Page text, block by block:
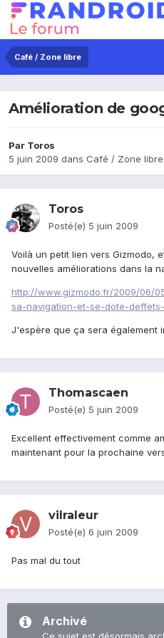
Café / Zone libre
Amélioration de
Par Toros
5 juin 2009 dans Café / Zone libre
Toros
Posté(e) 5 juin 2009
Voilà un petit lien vers Gizmodo,
nouvelles améliorations dans la
http://www.gizmodo.fr/2009/06/
sa-navigation-et-se-dote-
J'espère que ça sera également
Thomascaen
Posté(e) 5 juin 2009
Excellent effectivement comme
maintenant pour la prochaine
vilraleur
Posté(e) 6 juin 2009
Pas mal du tout
Archivé